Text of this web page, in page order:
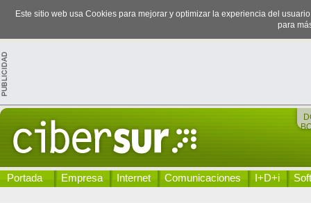
Este sitio web usa Cookies para mejorar y optimizar la experiencia del
para
Portada Empresa Internet Comunicaciones I+D+i